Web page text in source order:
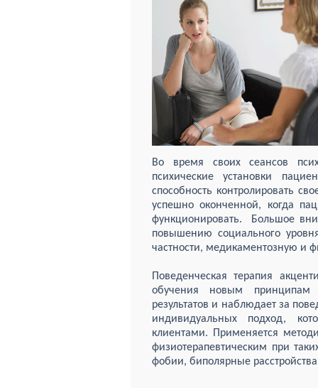
Во время своих сеансов
психические установки
способность контролировать
успешно оконченной, когда
функционировать.
Большое
повышению социального
частности, медикаментозную и
Поведенческая терапия
обучения новым принципам
результатов и наблюдает за
индивидуальных подход,
клиентами. Применяется
физиотерапевтическим при
фобии, биполярные